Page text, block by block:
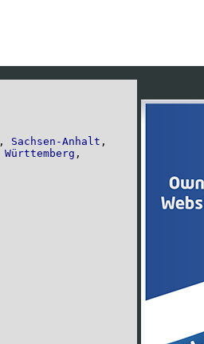
, Sachsen-Anhalt ,
Württemberg ,